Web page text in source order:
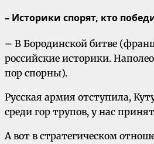
– Историки спорят, кто
– В Бородинской битве
российские историки.
пор спорны).
Русская армия отступила,
среди гор трупов, у нас
А вот в стратегическом